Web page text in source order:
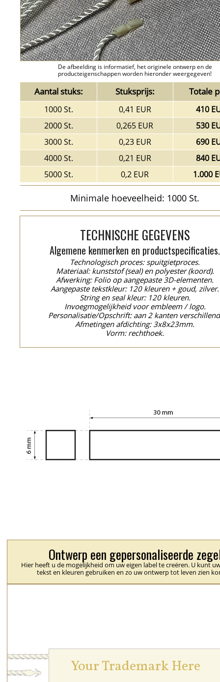
De afbeelding is informatief, het originele ontwerp en de
producteigenschappen worden hieronder weergegeven!
Aantal stuks: Stuksprijs: Totale
1000 St. 0,41 EUR
410
2000 St.
0,265 EUR
530
3000 St.
0,23 EUR
690
4000 St.
0,21 EUR
840
5000 St.
0,2 EUR 1.000
Minimale hoeveelheid: 1000 St.
TECHNISCHE GEGEVENS
Algemene kenmerken en productspecificaties.
Technologisch proces: spuitgietproces.
Materiaal: kunststof (seal) en polyester (koord).
Afwerking: Folio op aangepaste 3D-elementen.
Aangepaste tekstkleur: 120 kleuren + goud, zilver.
String en seal kleur: 120 kleuren.
Invoegmogelijkheid voor embleem / logo.
Personalisatie/Opschrift: aan 2 kanten
Afmetingen afdichting: 3x8x23mm.
Vorm: rechthoek.
Ontwerp een gepersonaliseerde
Hier heeft u de mogelijkheid om uw eigen label te creëren. U kunt
tekst en kleuren gebruiken en zo uw ontwerp tot leven zien